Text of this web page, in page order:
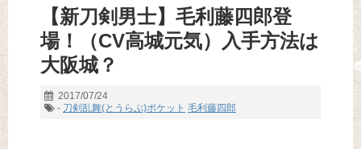
【新刀剣男士】毛利藤四郎登
場！（CV高城元気）入手方法は
大阪城？
2017/07/24
- 刀剣乱舞(とうらぶ)ポケット 毛利藤四郎